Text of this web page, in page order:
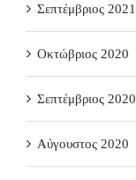
Σεπτέμβριος 2021
Οκτώβριος 2020
Σεπτέμβριος 2020
Αύγουστος 2020